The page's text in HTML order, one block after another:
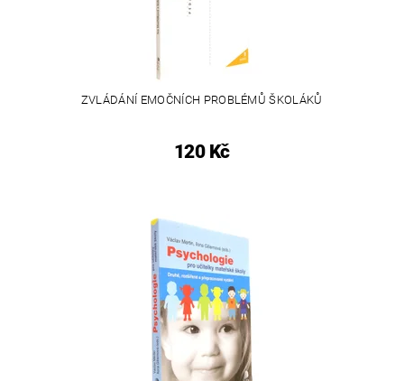
ZVLÁDÁNÍ EMOČNÍCH PROBLÉMŮ ŠKOLÁKŮ
120 Kč